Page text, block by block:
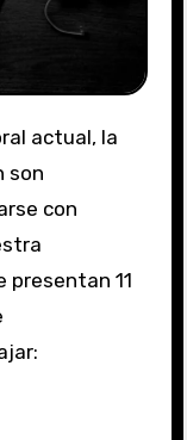
actual, la
son
con
presentan 11